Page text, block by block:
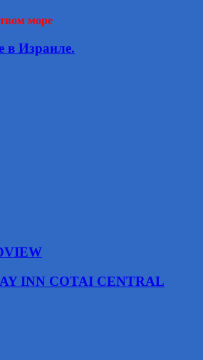
море
в Израиле.
INN COTAI CENTRAL